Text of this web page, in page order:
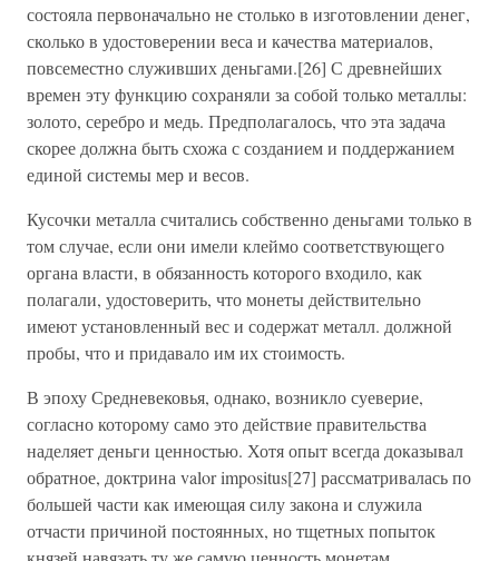
состояла первоначально не столько в изготовлении денег,
сколько в удостоверении веса и качества материалов,
повсеместно служивших деньгами.[26] С древнейших
времен эту функцию сохраняли за собой только металлы:
золото, серебро и медь. Предполагалось, что эта задача
скорее должна быть схожа с созданием и поддержанием
единой системы мер и весов.
Кусочки металла считались собственно деньгами только в
том случае, если они имели клеймо соответствующего
органа власти, в обязанность которого входило, как
полагали, удостоверить, что монеты действительно
имеют установленный вес и содержат металл. должной
пробы, что и придавало им их стоимость.
В эпоху Средневековья, однако, возникло суеверие,
согласно которому само это действие правительства
наделяет деньги ценностью. Хотя опыт всегда доказывал
обратное, доктрина valor impositus[27] рассматривалась по
большей части как имеющая силу закона и служила
отчасти причиной постоянных, но тщетных попыток